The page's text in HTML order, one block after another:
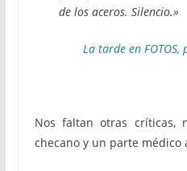
de los aceros. Silencio.»
La tarde en
Nos faltan otras críticas,
checano y un parte médico